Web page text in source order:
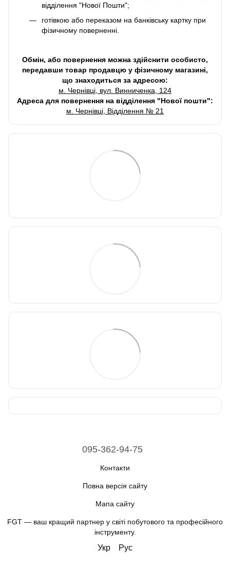
відділення "Нової Пошти";
готівкою або переказом на банківську картку при
фізичному поверненні.
Обмін, або повернення можна здійснити особисто,
передавши товар продавцю у фізичному магазині,
що знаходиться за адресою:
м. Чернівці, вул. Винниченка, 124
Адреса для повернення на відділення "Нової пошти":
м. Чернівці, Відділення № 21
095-362-94-75
Контакти
Повна версія сайту
Мапа сайту
FGT — ваш кращий партнер у світі побутового та професійного
інструменту.
Укр Рус